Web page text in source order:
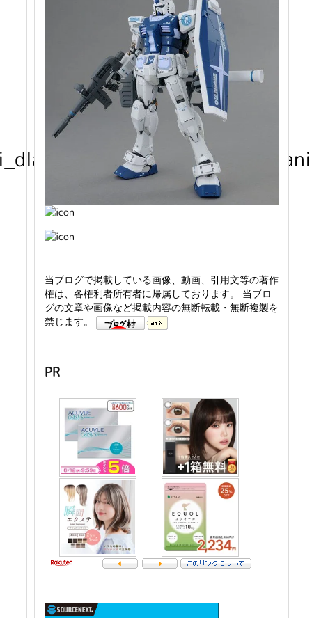
当ブログで掲載している画像、動画、引用文等の著作
権は、各権利者所有者に帰属しております。 当ブロ
グの文章や画像など掲載内容の無断転載・無断複製を
禁じます。
PR